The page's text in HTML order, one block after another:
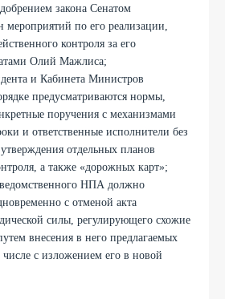
закона Сенатом
мероприятий по его реализации,
контроля за его
Олий Мажлиса;
и Кабинета Министров
предусматриваются нормы,
поручения с механизмами
и ответственные исполнители без
отдельных планов
а также «дорожных карт»;
НПА должно
с отменой акта
силы, регулирующего схожие
внесения в него предлагаемых
с изложением его в новой